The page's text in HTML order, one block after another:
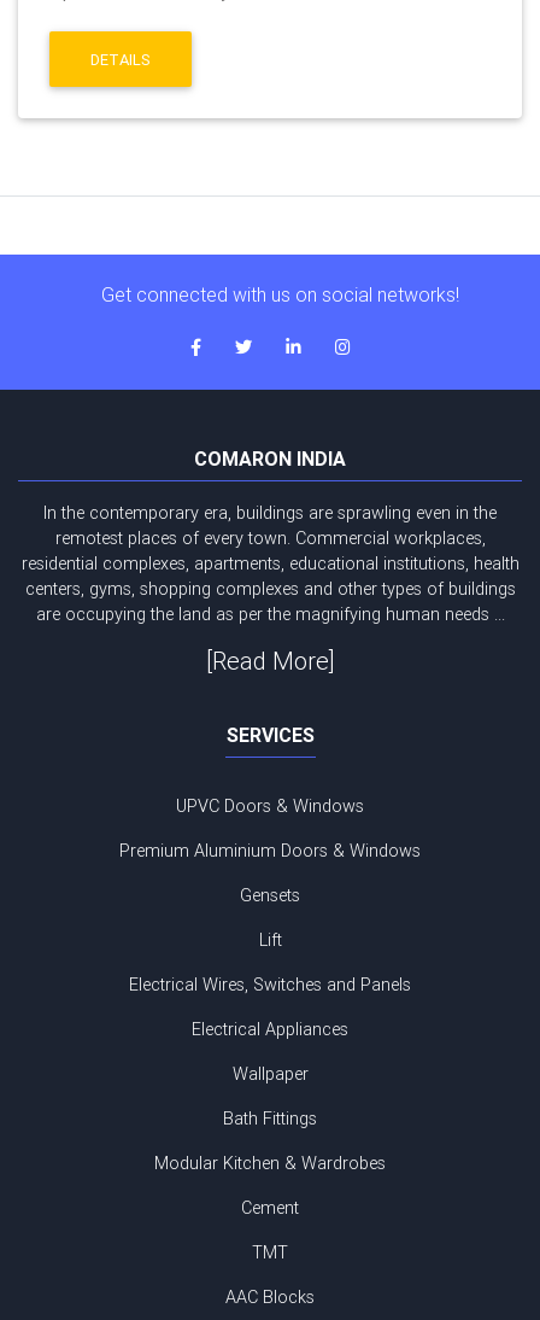
DETAILS
Get connected with us on social networks!
COMARON INDIA
In the contemporary era, buildings are sprawling even in the
remotest places of every town. Commercial workplaces,
residential complexes, apartments, educational institutions, health
centers, gyms, shopping complexes and other types of buildings
are occupying the land as per the magnifying human needs ...
[Read More]
SERVICES
UPVC Doors & Windows
Premium Aluminium Doors & Windows
Gensets
Lift
Electrical Wires, Switches and Panels
Electrical Appliances
Wallpaper
Bath Fittings
Modular Kitchen & Wardrobes
Cement
TMT
AAC Blocks